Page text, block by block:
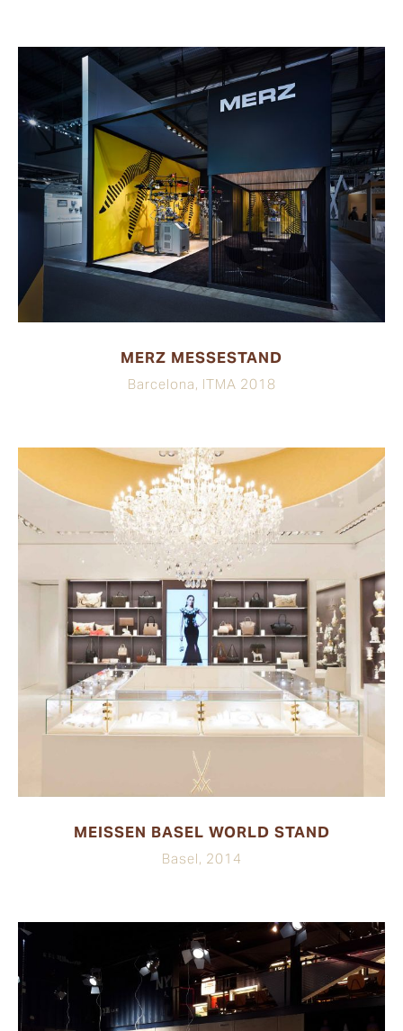
MERZ MESSESTAND
Barcelona, ITMA 2018
MEISSEN BASEL WORLD STAND
Basel, 2014